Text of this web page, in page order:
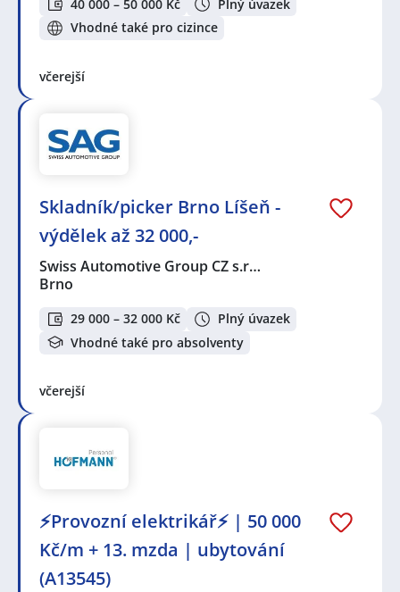
40 000 – 50 000 Kč
Plný úvazek
Vhodné také pro cizince
včerejší
Skladník/picker Brno Líšeň -
výdělek až 32 000,-
Swiss Automotive Group CZ s.r…
Brno
29 000 – 32 000 Kč
Plný úvazek
Vhodné také pro absolventy
včerejší
⚡Provozní elektrikář⚡ | 50 000
Kč/m + 13. mzda | ubytování
(A13545)